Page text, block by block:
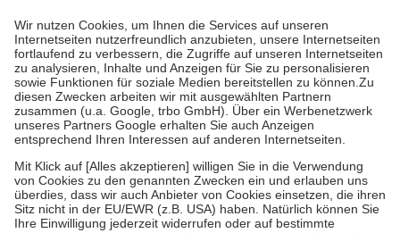
höchstens zehn Euro.
Es sind jedoch nie mehr als die tatsächlichen
Kosten der Leistung zu entrichten.
Diese Regeln gelten grundsätzlich auch für Online-Apotheken.
Bei Heilmitteln und häuslicher Krankenpflege beträgt die
Zuzahlung zehn Prozent der Kosten sowie zehn Euro je
Verordnung.
Um das Engagement der Versicherten für ihre eigene Gesundheit zu
stärken und die besondere Stellung der Familie zu unterstützen,
fallenkeine Zuzahlungenan bei:
• Kindern und Jugendlichen bis zum vollendeten 18. Lebensjahr
mit Ausnahme der Fahrkosten
• Untersuchungen zur Vorsorge und Früherkennung, die von der